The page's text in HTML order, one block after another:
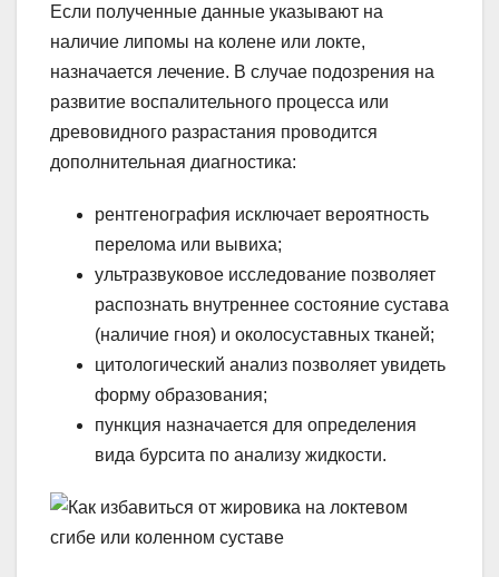
Если полученные данные указывают на
наличие липомы на колене или локте,
назначается лечение. В случае подозрения на
развитие воспалительного процесса или
древовидного разрастания проводится
дополнительная диагностика:
рентгенография исключает вероятность
перелома или вывиха;
ультразвуковое исследование позволяет
распознать внутреннее состояние сустава
(наличие гноя) и околосуставных тканей;
цитологический анализ позволяет увидеть
форму образования;
пункция назначается для определения
вида бурсита по анализу жидкости.